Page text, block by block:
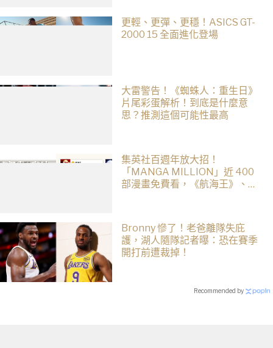
更輕、更彈、更穩！ASICS GT-
2000 15 全面進化登場
大雷警告！《蜘蛛人：重生日》
片尾彩蛋解析！到底是什麼意
思？推測這個可能性最高
集英社百週年放大招！
「MANGA MILLION」近 400
部漫畫免費看，《航海王》、
Bronny 慘了！老爸離隊失庇
護，湖人隨隊記者曝：恐在賽季
開打前遭裁掉！
Recommended by